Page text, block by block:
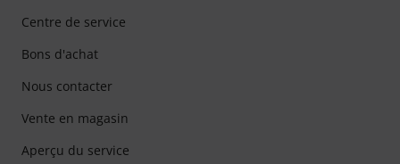
Centre de service
Bons d'achat
Nous contacter
Vente en magasin
Aperçu du service